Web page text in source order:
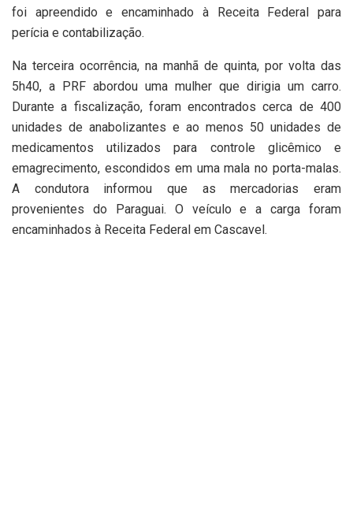
foi apreendido e encaminhado à Receita Federal para
perícia e contabilização.
Na terceira ocorrência, na manhã de quinta, por volta das
5h40, a PRF abordou uma mulher que dirigia um carro.
Durante a fiscalização, foram encontrados cerca de 400
unidades de anabolizantes e ao menos 50 unidades de
medicamentos utilizados para controle glicêmico e
emagrecimento, escondidos em uma mala no porta-malas.
A condutora informou que as mercadorias eram
provenientes do Paraguai. O veículo e a carga foram
encaminhados à Receita Federal em Cascavel.